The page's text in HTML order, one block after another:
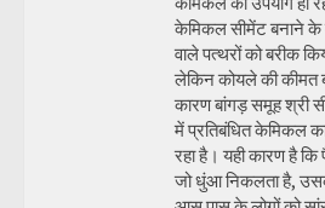
केमिकल सीमेंट बनाने
वाले पत्थरों को बरीक
लेकिन कोयले की कीमत
कारण बांगड़ समूह श्री
में प्रतिबंधित केमिकल
रहा है। यही कारण है
जो धुंआ निकलता है,